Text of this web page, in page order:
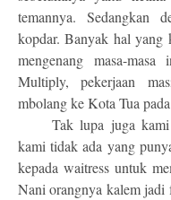
temannya. Sedangkan
kopdar. Banyak hal yang
mengenang masa-
Multiply, pekerjaan
mbolang ke Kota Tua
Tak lupa juga
kami tidak ada yang
kepada waitress untuk
Nani orangnya kalem jadi